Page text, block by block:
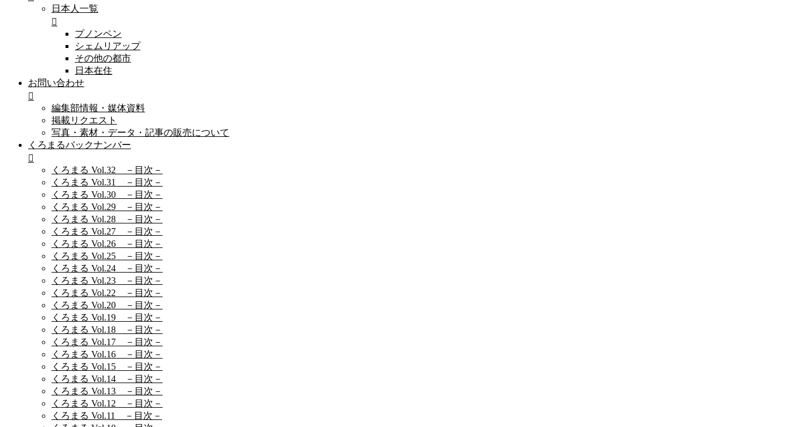
日本人一覧
プノンペン
シェムリアップ
その他の都市
日本在住
お問い合わせ
編集部情報・媒体資料
掲載リクエスト
写真・素材・データ・記事の販売について
くろまるバックナンバー
くろまる Vol.32 －目次－
くろまる Vol.31 －目次－
くろまる Vol.30 －目次－
くろまる Vol.29 －目次－
くろまる Vol.28 －目次－
くろまる Vol.27 －目次－
くろまる Vol.26 －目次－
くろまる Vol.25 －目次－
くろまる Vol.24 －目次－
くろまる Vol.23 －目次－
くろまる Vol.22 －目次－
くろまる Vol.20 －目次－
くろまる Vol.19 －目次－
くろまる Vol.18 －目次－
くろまる Vol.17 －目次－
くろまる Vol.16 －目次－
くろまる Vol.15 －目次－
くろまる Vol.14 －目次－
くろまる Vol.13 －目次－
くろまる Vol.12 －目次－
くろまる Vol.11 －目次－